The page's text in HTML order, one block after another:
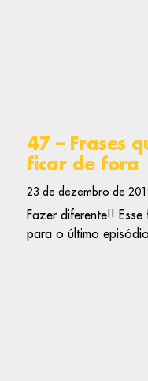
47 – Frases
ficar de fora
23 de dezembro de
Fazer diferente!!
para o último